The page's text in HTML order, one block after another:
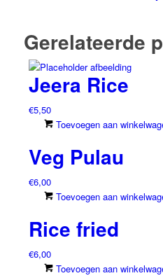
Gerelateerde
Jeera Rice
€5,50
Toevoegen aan
Veg Pulau
€6,00
Toevoegen aan
Rice fried
€6,00
Toevoegen aan